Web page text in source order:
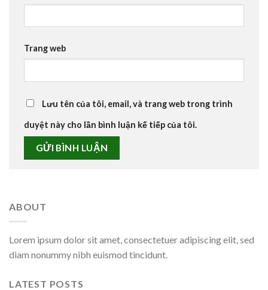
Trang web
Lưu tên của tôi, email, và trang web trong trình
duyệt này cho lần bình luận kế tiếp của tôi.
ABOUT
Lorem ipsum dolor sit amet, consectetuer adipiscing elit, sed
diam nonummy nibh euismod tincidunt.
LATEST POSTS